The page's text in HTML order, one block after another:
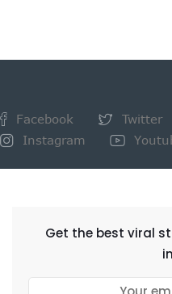
Facebook Twitter
Instagram
Get the best viral